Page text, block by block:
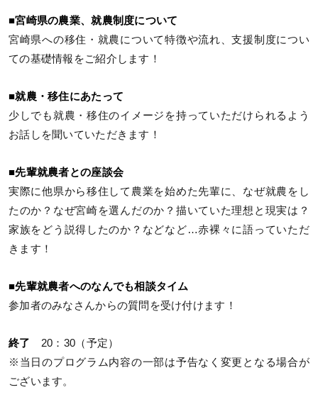
■宮崎県の農業、就農制度について
宮崎県への移住・就農について特徴や流れ、支援制度につい
ての基礎情報をご紹介します！
■就農・移住にあたって
少しでも就農・移住のイメージを持っていただけられるよう
お話しを聞いていただきます！
■先輩就農者との座談会
実際に他県から移住して農業を始めた先輩に、なぜ就農をし
たのか？なぜ宮崎を選んだのか？描いていた理想と現実は？
家族をどう説得したのか？などなど…赤裸々に語っていただ
きます！
■先輩就農者へのなんでも相談タイム
参加者のみなさんからの質問を受け付けます！
終了 20：30（予定）
※当日のプログラム内容の一部は予告なく変更となる場合が
ございます。